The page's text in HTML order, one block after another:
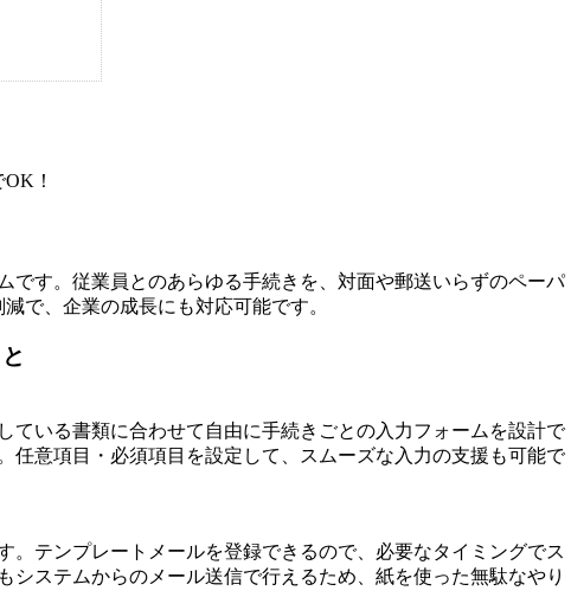
！
です。従業員とのあらゆる手続きを、対面や郵送いらずのペーパ
で、企業の成長にも対応可能です。
ている書類に合わせて自由に手続きごとの入力フォームを設計で
任意項目・必須項目を設定して、スムーズな入力の支援も可能で
。テンプレートメールを登録できるので、必要なタイミングでス
システムからのメール送信で行えるため、紙を使った無駄なやり